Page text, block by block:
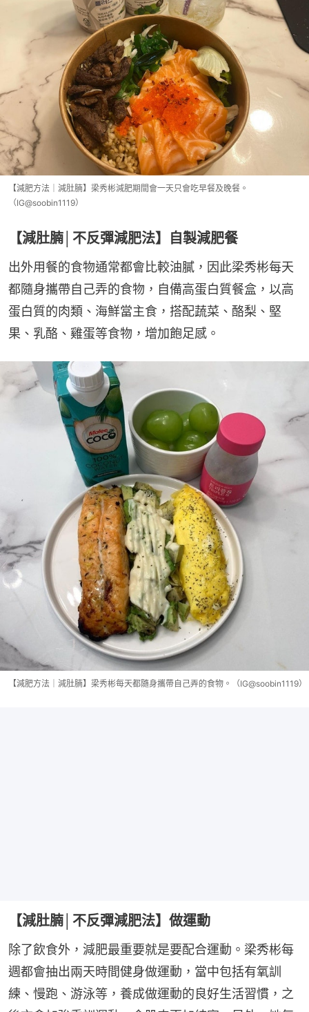
【減肥方法｜減肚腩】梁秀彬減肥期間會一天只會吃早餐及晚餐。
（IG@soobin1119）
【減肚腩│不反彈減肥法】自製減肥餐
出外用餐的食物通常都會比較油膩，因此梁秀彬每天
都隨身攜帶自己弄的食物，自備高蛋白質餐盒，以高
蛋白質的肉類、海鮮當主食，搭配蔬菜、酪梨、堅
果、乳酪、雞蛋等食物，增加飽足感。
【減肥方法｜減肚腩】梁秀彬每天都隨身攜帶自己弄的食物。（IG@soobin1119）
【減肚腩│不反彈減肥法】做運動
除了飲食外，減肥最重要就是要配合運動。梁秀彬每
週都會抽出兩天時間健身做運動，當中包括有氧訓
練、慢跑、游泳等，養成做運動的良好生活習慣，之